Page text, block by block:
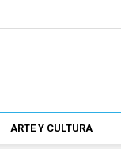
ARTE Y CULTURA